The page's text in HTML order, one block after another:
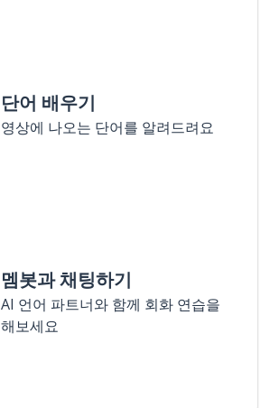
단어 배우기
영상에 나오는 단어를 알려드려요
멤봇과 채팅하기
AI 언어 파트너와 함께 회화 연습을
해보세요